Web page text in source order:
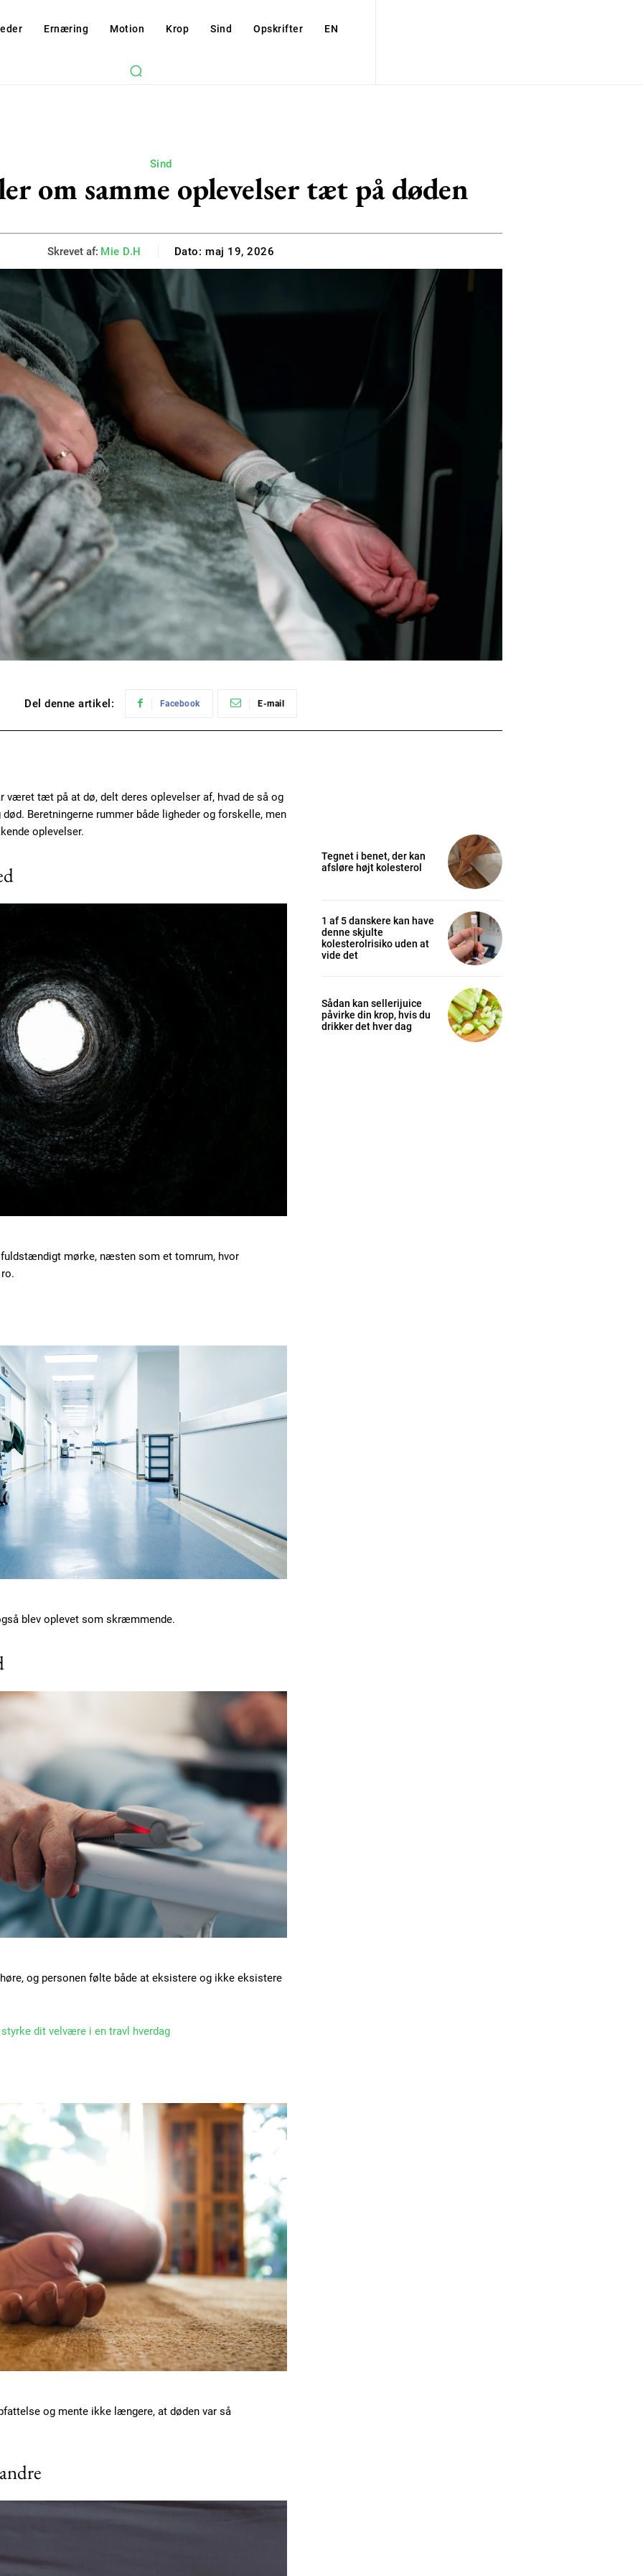
Subscription Plans
Member full access
100DKK
Donec quis est ac felis
Orci varius natoque dolor
Ernæring Motion Krop Sind Opskrifter EN
Sind
om samme oplevelser tæt på døden
Skrevet af: Mie D.H Dato: maj 19, 2026
Del denne artikel: Facebook E-mail
været tæt på at dø, delt deres oplevelser af, hvad de så og
Beretningerne rummer både ligheder og forskelle, men
oplevelser.
mørke, næsten som et tomrum, hvor
blev oplevet som skræmmende.
og personen følte både at eksistere og ikke eksistere
dit velvære i en travl hverdag
og mente ikke længere, at døden var så
Tegnet i benet, der kan
afsløre højt kolesterol
1 af 5 danskere kan have
denne skjulte
kolesterolrisiko uden at
vide det
Sådan kan sellerijuice
påvirke din krop, hvis du
drikker det hver dag